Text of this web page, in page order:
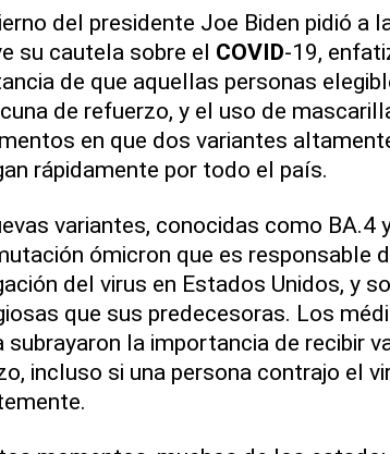
del presidente Joe Biden pidió a
su cautela sobre el COVID-19,
de que aquellas personas
de refuerzo, y el uso de
en que dos variantes
rápidamente por todo el país.
variantes, conocidas como BA.4
ómicron que es responsable
del virus en Estados Unidos, y
que sus predecesoras. Los
subrayaron la importancia de recibir
incluso si una persona contrajo el